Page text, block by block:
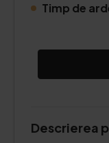
Timp de
Descrierea